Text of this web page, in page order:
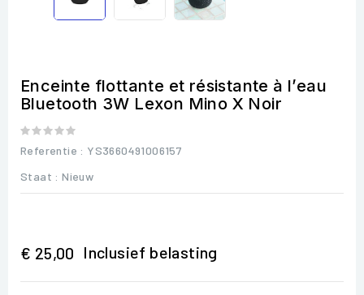
Enceinte flottante et résistante à l’eau
Bluetooth 3W Lexon Mino X Noir
Referentie : YS3660491006157
Staat : Nieuw
€ 25,00 Inclusief belasting